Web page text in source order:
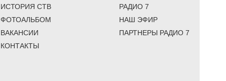
ИСТОРИЯ СТВ
ФОТОАЛЬБОМ
ВАКАНСИИ
КОНТАКТЫ
РАДИО 7
НАШ ЭФИР
ПАРТНЕРЫ РАДИО 7